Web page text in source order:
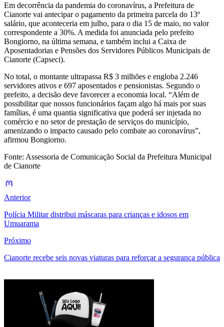
Em decorrência da pandemia do coronavírus, a Prefeitura de
Cianorte vai antecipar o pagamento da primeira parcela do 13º
salário, que aconteceria em julho, para o dia 15 de maio, no valor
correspondente a 30%. A medida foi anunciada pelo prefeito
Bongiorno, na última semana, e também inclui a Caixa de
Aposentadorias e Pensões dos Servidores Públicos Municipais de
Cianorte (Capseci).
No total, o montante ultrapassa R$ 3 milhões e engloba 2.246
servidores ativos e 697 aposentados e pensionistas. Segundo o
prefeito, a decisão deve favorecer a economia local. “Além de
possibilitar que nossos funcionários façam algo há mais por suas
famílias, é uma quantia significativa que poderá ser injetada no
comércio e no setor de prestação de serviços do município,
amenizando o impacto causado pelo combate ao coronavírus”,
afirmou Bongiorno.
Fonte: Assessoria de Comunicação Social da Prefeitura Municipal
de Cianorte
Anterior
Polícia Militar distribui máscaras para crianças e idosos em
Umuarama
Próximo
Cianorte recebe seis novas viaturas para reforçar a segurança pública